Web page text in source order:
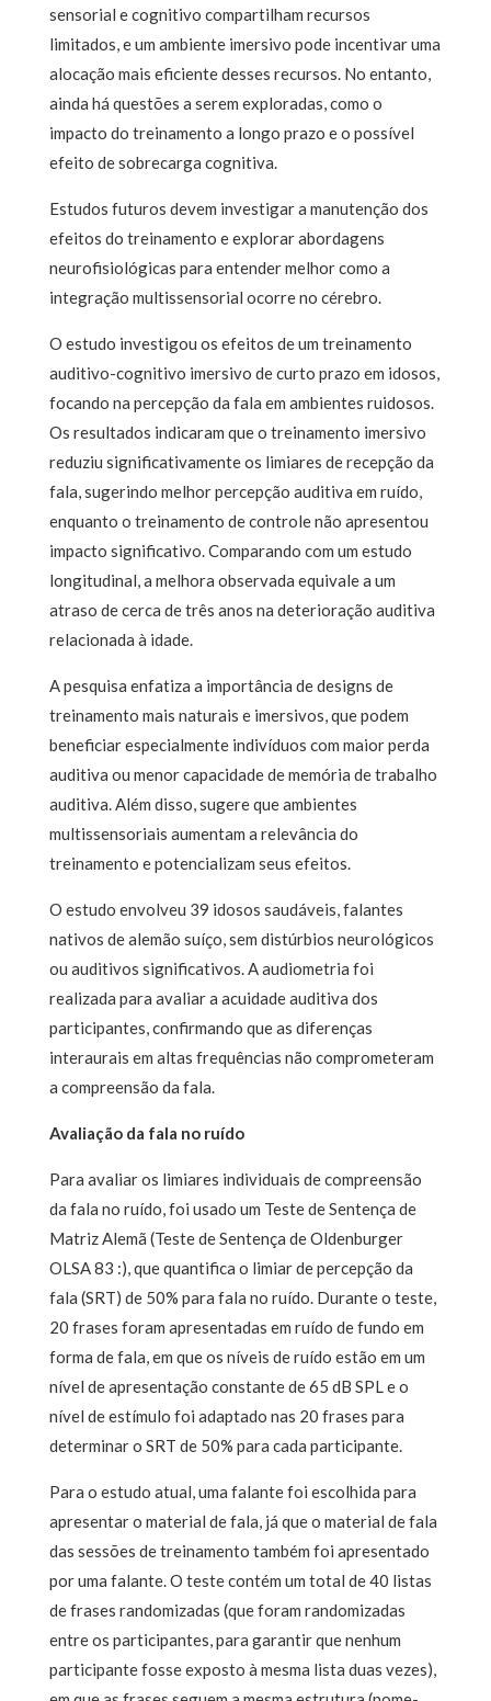
sensorial e cognitivo compartilham recursos
limitados, e um ambiente imersivo pode incentivar uma
alocação mais eficiente desses recursos. No entanto,
ainda há questões a serem exploradas, como o
impacto do treinamento a longo prazo e o possível
efeito de sobrecarga cognitiva.
Estudos futuros devem investigar a manutenção dos
efeitos do treinamento e explorar abordagens
neurofisiológicas para entender melhor como a
integração multissensorial ocorre no cérebro.
O estudo investigou os efeitos de um treinamento
auditivo-cognitivo imersivo de curto prazo em idosos,
focando na percepção da fala em ambientes ruidosos.
Os resultados indicaram que o treinamento imersivo
reduziu significativamente os limiares de recepção da
fala, sugerindo melhor percepção auditiva em ruído,
enquanto o treinamento de controle não apresentou
impacto significativo. Comparando com um estudo
longitudinal, a melhora observada equivale a um
atraso de cerca de três anos na deterioração auditiva
relacionada à idade.
A pesquisa enfatiza a importância de designs de
treinamento mais naturais e imersivos, que podem
beneficiar especialmente indivíduos com maior perda
auditiva ou menor capacidade de memória de trabalho
auditiva. Além disso, sugere que ambientes
multissensoriais aumentam a relevância do
treinamento e potencializam seus efeitos.
O estudo envolveu 39 idosos saudáveis, falantes
nativos de alemão suíço, sem distúrbios neurológicos
ou auditivos significativos. A audiometria foi
realizada para avaliar a acuidade auditiva dos
participantes, confirmando que as diferenças
interaurais em altas frequências não comprometeram
a compreensão da fala.
Avaliação da fala no ruído
Para avaliar os limiares individuais de compreensão
da fala no ruído, foi usado um Teste de Sentença de
Matriz Alemã (Teste de Sentença de Oldenburger
OLSA 83 :), que quantifica o limiar de percepção da
fala (SRT) de 50% para fala no ruído. Durante o teste,
20 frases foram apresentadas em ruído de fundo em
forma de fala, em que os níveis de ruído estão em um
nível de apresentação constante de 65 dB SPL e o
nível de estímulo foi adaptado nas 20 frases para
determinar o SRT de 50% para cada participante.
Para o estudo atual, uma falante foi escolhida para
apresentar o material de fala, já que o material de fala
das sessões de treinamento também foi apresentado
por uma falante. O teste contém um total de 40 listas
de frases randomizadas (que foram randomizadas
entre os participantes, para garantir que nenhum
participante fosse exposto à mesma lista duas vezes),